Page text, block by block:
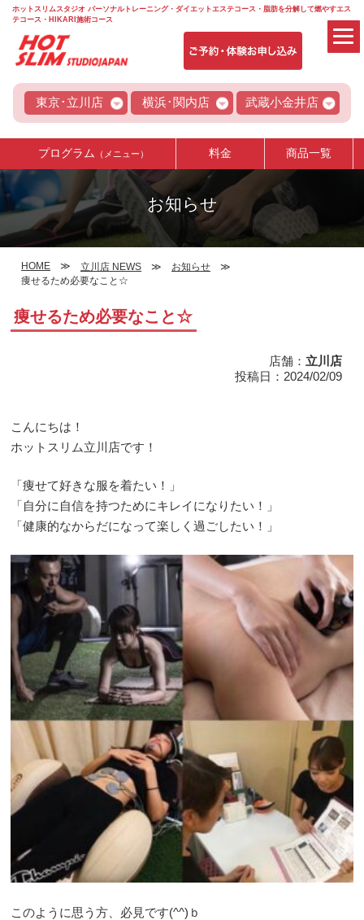
ホットスリムスタジオ パーソナルトレーニング・ダイエットエステコース・脂肪を分解して燃やすエス
テコース・HIKARI施術コース
東京･立川店 横浜･関内店 武蔵小金井店
プログラム （メニュー） 料金 商品一覧
お知らせ
HOME 立川店 NEWS
お知らせ
痩せるため必要なこと☆
痩せるため必要なこと☆
店舗： 立川店
投稿日：2024/02/09
こんにちは！
ホットスリム立川店です！
「痩せて好きな服を着たい！」
「自分に自信を持つためにキレイになりたい！」
「健康的なからだになって楽しく過ごしたい！」
このように思う方、必見です(^^)ｂ